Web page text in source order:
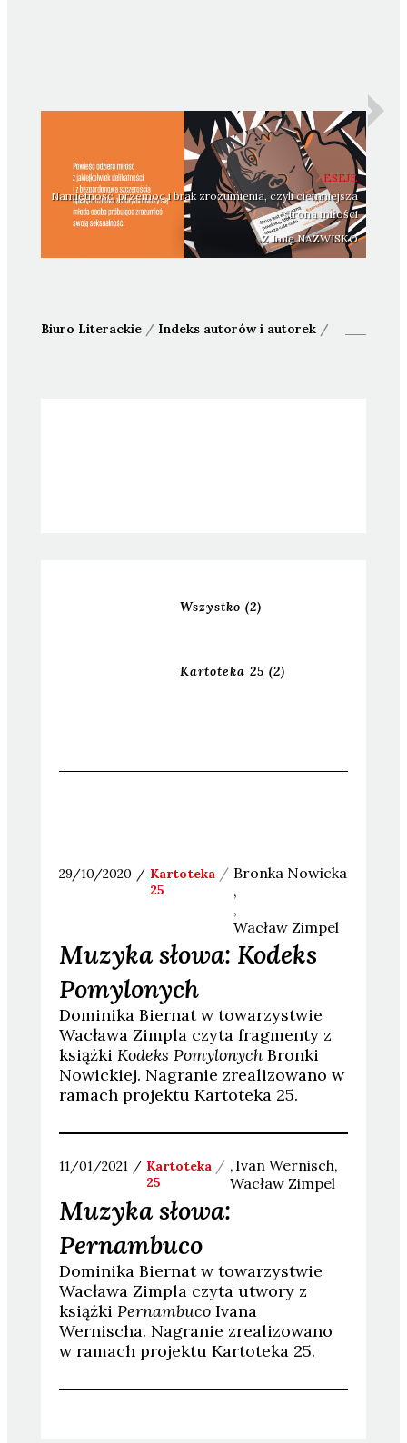
ESEJE
Namiętność, przemoc i brak zrozumienia, czyli ciemniejsza
strona miłości
Z Imię NAZWISKO
Biuro Literackie / Indeks autorów i autorek /
Wszystko (2)
Kartoteka 25 (2)
29/10/2020
Kartoteka
25
BronkaNowicka
WacławZimpel
Muzyka słowa: Kodeks
Pomylonych
Dominika Biernat w towarzystwie
Wacława Zimpla czyta fragmenty z
książki Kodeks PomylonychBronki
Nowickiej. Nagranie zrealizowano w
ramach projektu Kartoteka 25.
11/01/2021
Kartoteka
25
IvanWernisch
WacławZimpel
Muzyka słowa:
Pernambuco
Dominika Biernat w towarzystwie
Wacława Zimpla czyta utwory z
książki PernambucoIvana
Wernischa. Nagranie zrealizowano
w ramach projektu Kartoteka 25.